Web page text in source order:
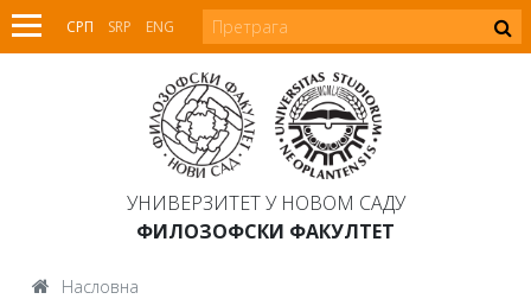
СРП SRP ENG
УНИВЕРЗИТЕТ У НОВОМ САДУ
ФИЛОЗОФСКИ ФАКУЛТЕТ
Насловна